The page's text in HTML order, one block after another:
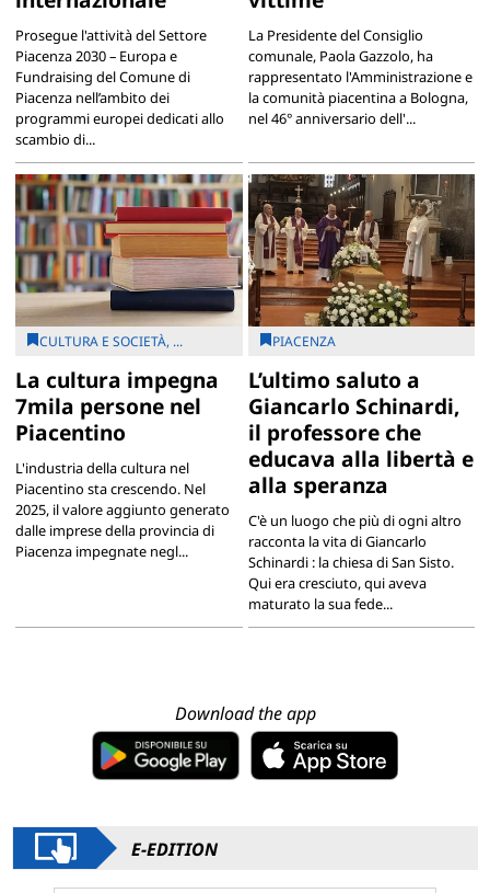
Prosegue l'attività del Settore
Piacenza 2030 – Europa e
Fundraising del Comune di
Piacenza nell’ambito dei
programmi europei dedicati allo
scambio di...
La Presidente del Consiglio
comunale, Paola Gazzolo, ha
rappresentato l'Amministrazione e
la comunità piacentina a Bologna,
nel 46° anniversario dell'...
CULTURA E SOCIETÀ, ...
La cultura impegna
7mila persone nel
Piacentino
L'industria della cultura nel
Piacentino sta crescendo. Nel
2025, il valore aggiunto generato
dalle imprese della provincia di
Piacenza impegnate negl...
PIACENZA
L’ultimo saluto a
Giancarlo Schinardi,
il professore che
educava alla libertà e
alla speranza
C'è un luogo che più di ogni altro
racconta la vita di Giancarlo
Schinardi : la chiesa di San Sisto.
Qui era cresciuto, qui aveva
maturato la sua fede...
Download the app
E-EDITION